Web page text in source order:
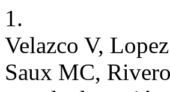
1.
Velazco V,
Saux MC,